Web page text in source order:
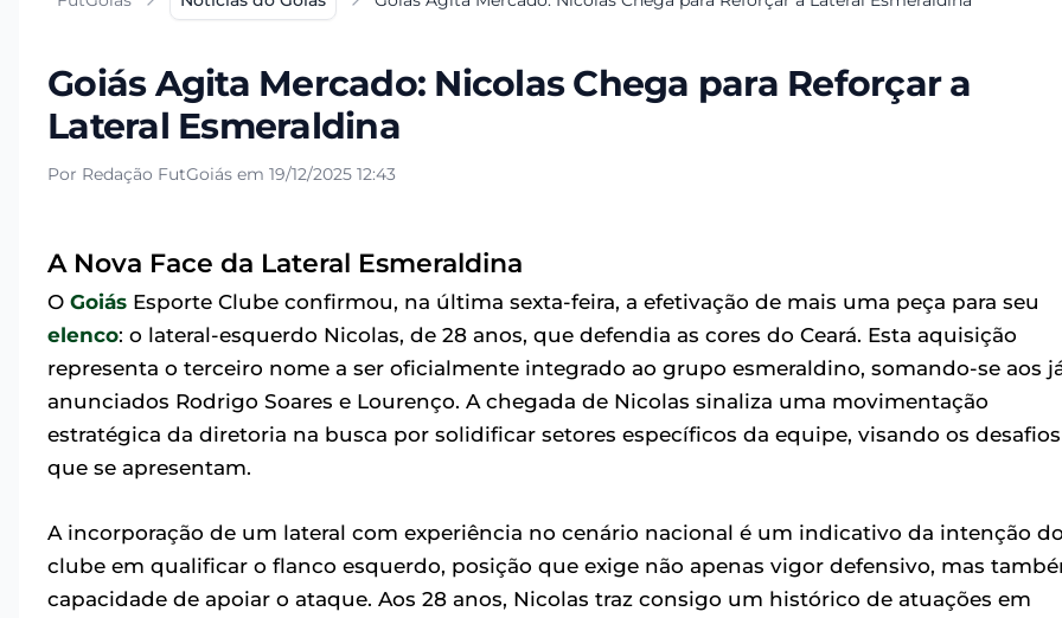
Goiás Agita Mercado: Nicolas Chega para Reforçar a
Lateral Esmeraldina
Por Redação FutGoiás em 19/12/2025 12:43
A Nova Face da Lateral Esmeraldina
O Goiás Esporte Clube confirmou, na última sexta-feira, a efetivação de mais uma peça para seu
elenco: o lateral-esquerdo Nicolas, de 28 anos, que defendia as cores do Ceará. Esta aquisição
representa o terceiro nome a ser oficialmente integrado ao grupo esmeraldino, somando-se aos
anunciados Rodrigo Soares e Lourenço. A chegada de Nicolas sinaliza uma movimentação
estratégica da diretoria na busca por solidificar setores específicos da equipe, visando os desafios
que se apresentam.
A incorporação de um lateral com experiência no cenário nacional é um indicativo da intenção do
clube em qualificar o flanco esquerdo, posição que exige não apenas vigor defensivo, mas
capacidade de apoiar o ataque. Aos 28 anos, Nicolas traz consigo um histórico de atuações em